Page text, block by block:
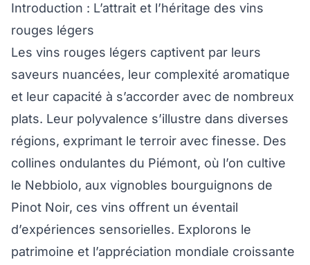
Introduction : L’attrait et l’héritage des vins
rouges légers
Les vins rouges légers captivent par leurs
saveurs nuancées, leur complexité aromatique
et leur capacité à s’accorder avec de nombreux
plats. Leur polyvalence s’illustre dans diverses
régions, exprimant le terroir avec finesse. Des
collines ondulantes du Piémont, où l’on cultive
le Nebbiolo, aux vignobles bourguignons de
Pinot Noir, ces vins offrent un éventail
d’expériences sensorielles. Explorons le
patrimoine et l’appréciation mondiale croissante